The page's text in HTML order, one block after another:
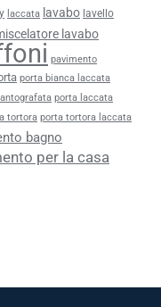
laccata lavabo lavello
lavabo
pavimento
porta bianca laccata
porta laccata
tortora porta tortora laccata
bagno
per la casa